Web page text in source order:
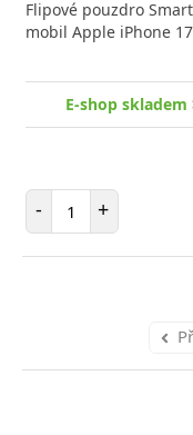
Flipové pouzdro
mobil Apple iPhone
E-shop skladem
- Počet položek
+
FIXED zajistí
moderního smartphonu,
skladem > 10 ks,
položek
+